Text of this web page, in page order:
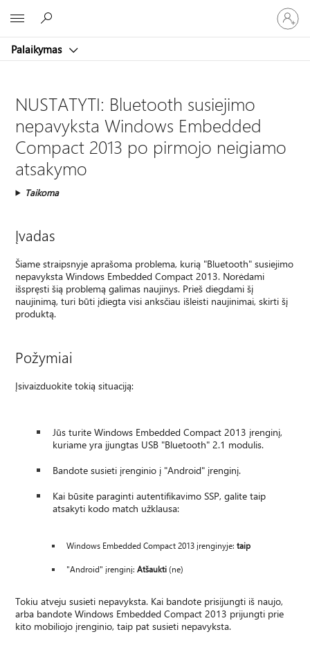
Palaikymas
prie
paskyros
NUSTATYTI: Bluetooth susiejimo
nepavyksta Windows Embedded
Compact 2013 po pirmojo neigiamo
atsakymo
Taikoma
Įvadas
Šiame straipsnyje aprašoma problema, kurią "Bluetooth" susiejimo
nepavyksta Windows Embedded Compact 2013. Norėdami
išspręsti šią problemą galimas naujinys. Prieš diegdami šį
naujinimą, turi būti įdiegta visi anksčiau išleisti naujinimai, skirti šį
produktą.
Požymiai
Įsivaizduokite tokią situaciją:
Jūs turite Windows Embedded Compact 2013 įrenginį,
kuriame yra įjungtas USB "Bluetooth" 2.1 modulis.
Bandote susieti įrenginio į "Android" įrenginį.
Kai būsite paraginti autentifikavimo SSP, galite taip
atsakyti kodo match užklausa:
Windows Embedded Compact 2013 įrenginyje:taip
"Android" įrenginį:Atšaukti(ne)
Tokiu atveju susieti nepavyksta. Kai bandote prisijungti iš naujo,
arba bandote Windows Embedded Compact 2013 prijungti prie
kito mobiliojo įrenginio, taip pat susieti nepavyksta.